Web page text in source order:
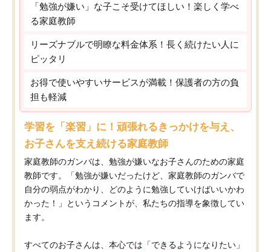
「勉強が嫌い」な子こそ受けてほしい！楽しく学べ
る家庭教師
リーズナブルで明瞭な料金体系！長く続けたい人に
ピッタリ
お得で使いやすいサービスが満載！保護者の方の負
担も軽減
学習を「楽習」に！頑張れるきっかけを与え、
お子さんを支え続ける家庭教師
家庭教師のガンバは、勉強が嫌いなお子さんのための家庭
教師です。「勉強が嫌いだったけど、家庭教師のガンバで
自分の弱点がわかり、どのように勉強していけばいいかわ
かった！」というコメントが、私たちの指導を象徴してい
ます。
すべてのお子さんは、本心では「できるようになりたい」